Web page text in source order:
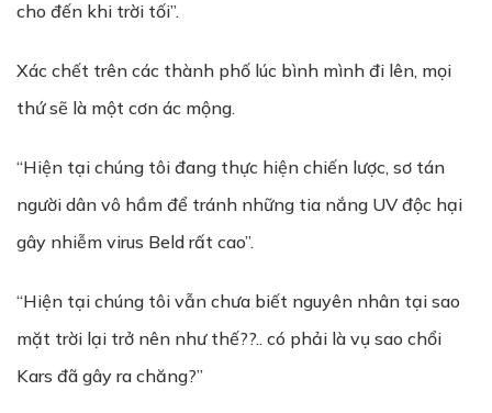
cho đến khi trời tối”.
Xác chết trên các thành phố lúc bình mình đi lên, mọi
thứ sẽ là một cơn ác mộng.
“Hiện tại chúng tôi đang thực hiện chiến lược, sơ tán
người dân vô hầm để tránh những tia nắng UV độc hại
gây nhiễm virus Beld rất cao”.
“Hiện tại chúng tôi vẫn chưa biết nguyên nhân tại sao
mặt trời lại trở nên như thế??.. có phải là vụ sao chổi
Kars đã gây ra chăng?”